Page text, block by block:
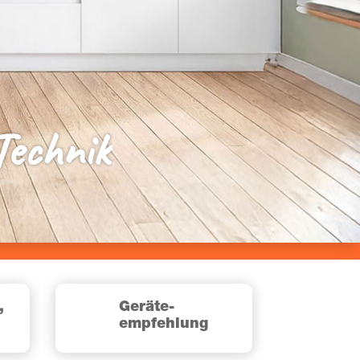
Gerä­te-
empfehlung